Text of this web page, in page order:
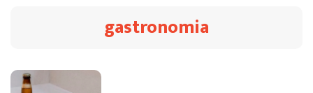
gastronomia